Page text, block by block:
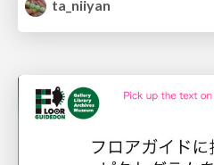
ta_niiyan